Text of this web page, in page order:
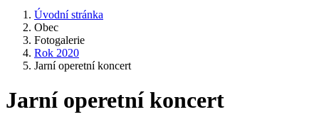
Úvodní stránka
Obec
Fotogalerie
Rok 2020
Jarní operetní koncert
Jarní operetní koncert